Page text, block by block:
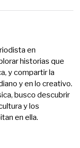
en
historias que
y compartir la
y en lo creativo.
busco descubrir
y los
en ella.